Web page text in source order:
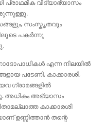
വിദ്യാഭ്യാസം
സംസ്കൃതവും
പകർന്നു
എന്ന നിലയിൽ
പടേണി, കാക്കാരശി,
ഗ്രാമങ്ങളിൽ
അധികം അഭ്യാസം
കാക്കാരശി
ഉണ്ണിത്താൻ തന്റെ